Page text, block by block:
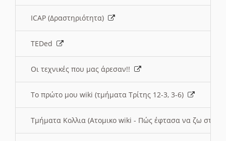
ICAP (Δραστηριότητα)
TEDed
Οι τεχνικές που μας άρεσαν!!
Το πρώτο μου wiki (τμήματα Τρίτης 12-3, 3-6)
Τμήματα Κολλια (Ατομικο wiki - Πώς έφτασα να ζω στην